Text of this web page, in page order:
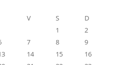
V S
D
1
2
7 8
9
14 15
16